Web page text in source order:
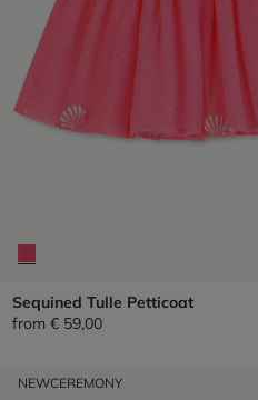
Sequined Tulle Petticoat
from € 59,00
NEWCEREMONY